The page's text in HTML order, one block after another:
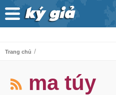
Trang chủ /
ma túy